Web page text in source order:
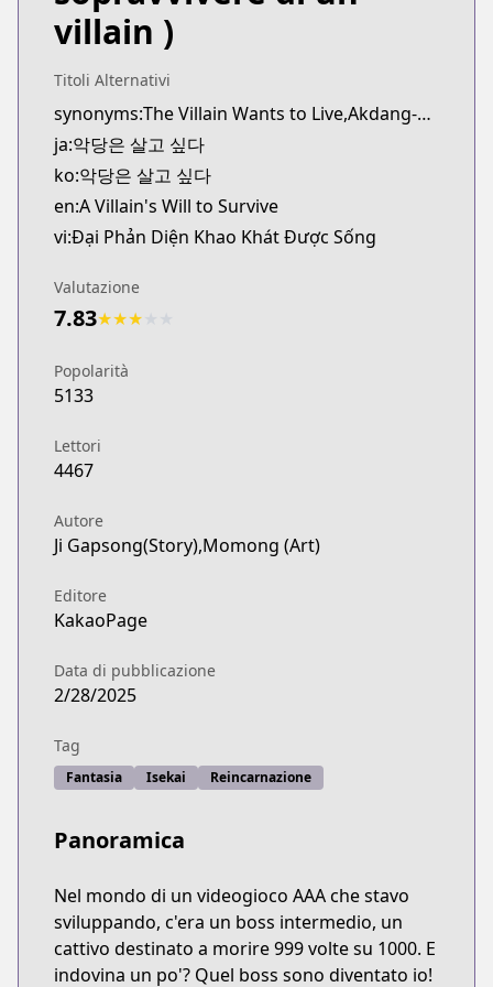
villain )
Titoli Alternativi
synonyms:The Villain Wants to Live,Akdang-eun Salgo Sipda
ja:악당은 살고 싶다
ko:악당은 살고 싶다
en:A Villain's Will to Survive
vi:Đại Phản Diện Khao Khát Được Sống
Valutazione
7.83★★★
Popolarità
5133
Lettori
4467
Autore
Ji Gapsong(Story),Momong (Art)
Editore
KakaoPage
Data di pubblicazione
2/28/2025
Tag
Fantasia Isekai Reincarnazione
Panoramica
Nel mondo di un videogioco AAA che stavo
sviluppando, c'era un boss intermedio, un
cattivo destinato a morire 999 volte su 1000. E
indovina un po'? Quel boss sono diventato io!